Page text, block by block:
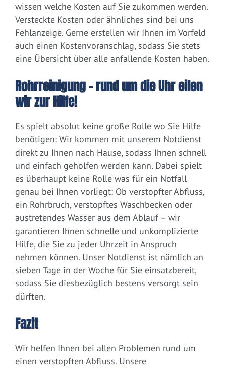
wissen welche Kosten auf Sie zukommen werden.
Versteckte Kosten oder ähnliches sind bei uns
Fehlanzeige. Gerne erstellen wir Ihnen im Vorfeld
auch einen Kostenvoranschlag, sodass Sie stets
eine Übersicht über alle anfallende Kosten haben.
Rohrreinigung – rund um die Uhr eilen
wir zur Hilfe!
Es spielt absolut keine große Rolle wo Sie Hilfe
benötigen: Wir kommen mit unserem Notdienst
direkt zu Ihnen nach Hause, sodass Ihnen schnell
und einfach geholfen werden kann. Dabei spielt
es überhaupt keine Rolle was für ein Notfall
genau bei Ihnen vorliegt: Ob verstopfter Abfluss,
ein Rohrbruch, verstopftes Waschbecken oder
austretendes Wasser aus dem Ablauf – wir
garantieren Ihnen schnelle und unkomplizierte
Hilfe, die Sie zu jeder Uhrzeit in Anspruch
nehmen können. Unser Notdienst ist nämlich an
sieben Tage in der Woche für Sie einsatzbereit,
sodass Sie diesbezüglich bestens versorgt sein
dürften.
Fazit
Wir helfen Ihnen bei allen Problemen rund um
einen verstopften Abfluss. Unsere